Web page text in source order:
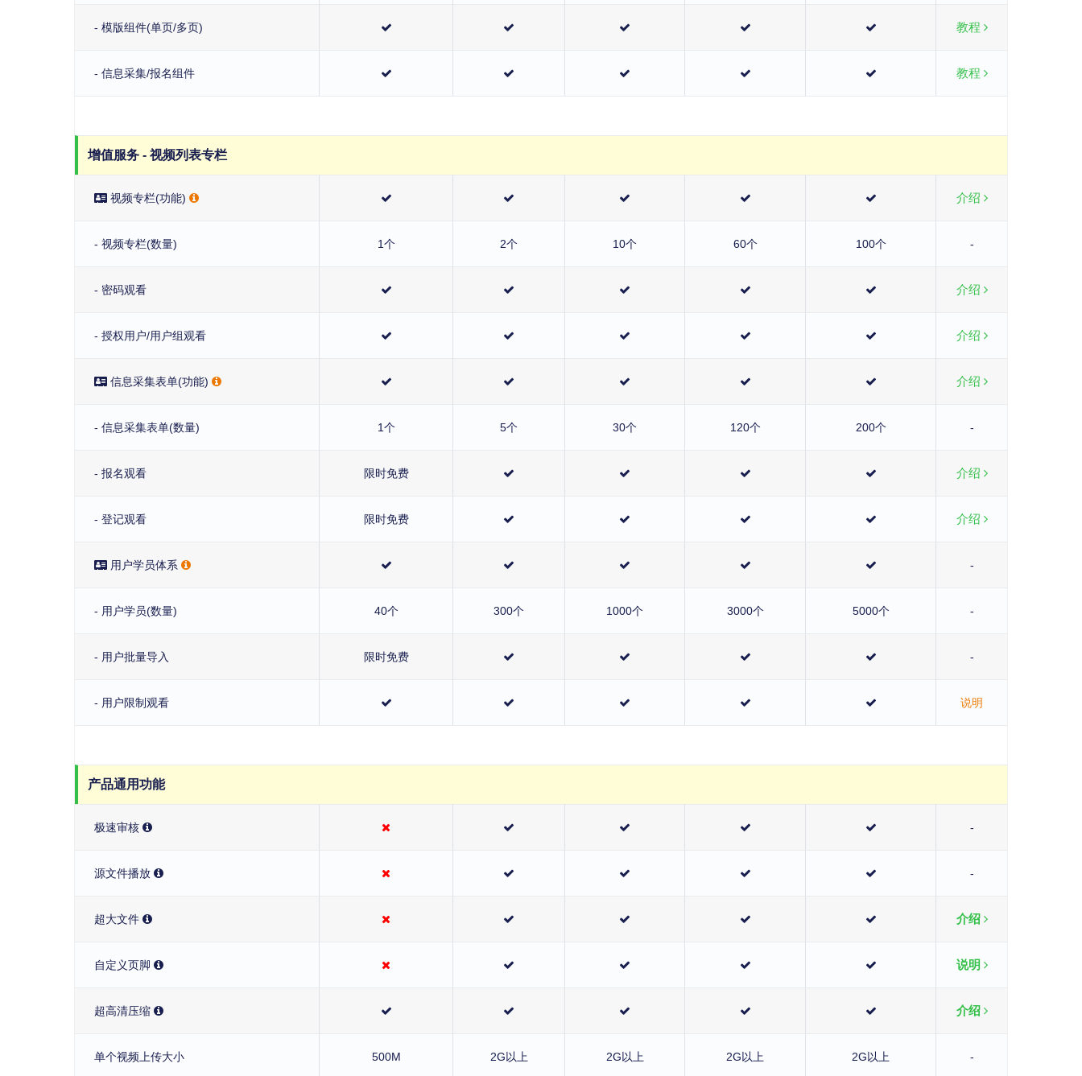
- 模版组件(单页/多页) 教程
- 信息采集/报名组件 教程
增值服务 - 视频列表专栏
视频专栏(功能) 介绍
- 视频专栏(数量) 1个 2个 10个 60个 100个 -
- 密码观看 介绍
- 授权用户/用户组观看 介绍
信息采集表单(功能) 介绍
- 信息采集表单(数量) 1个 5个 30个 120个 200个 -
- 报名观看 限时免费 介绍
- 登记观看 限时免费 介绍
用户学员体系 -
- 用户学员(数量) 40个 300个 1000个 3000个 5000个 -
- 用户批量导入 限时免费 -
- 用户限制观看 说明
产品通用功能
极速审核 -
源文件播放 -
超大文件 介绍
自定义页脚 说明
超高清压缩 介绍
单个视频上传大小 500M 2G以上 2G以上 2G以上 2G以上 -